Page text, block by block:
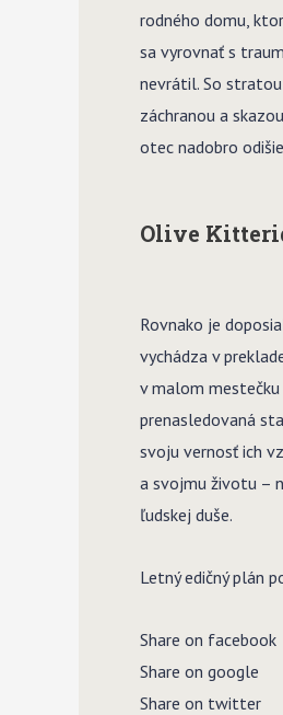
rodného domu,
sa vyrovnať s
nevrátil. So
záchranou a
otec nadobro
Olive
Rovnako je
vychádza v
v malom mestečku
prenasledovaná
svoju vernosť ich
a svojmu životu –
ľudskej duše.
Letný edičný plán
Share on facebook
Share on google
Share on twitter